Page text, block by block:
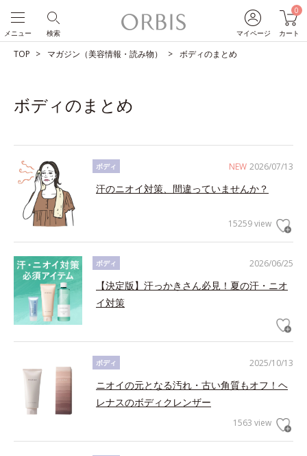
マイページ
0
カート
検索
メニュー
TOP マガジン（美容情報・読み物） ボディのまとめ
ボディのまとめ
NEW 2026/07/13
ボディ
汗のニオイ対策、間違っていませんか？
15259 view
2026/06/25
ボディ
【決定版】汗っかきさん必見！夏の汗・ニオ
イ対策
2025/10/13
ボディ
ニオイの元となる汚れ・古い角質もオフ！ヘ
レナスのボディクレンザー
1563 view